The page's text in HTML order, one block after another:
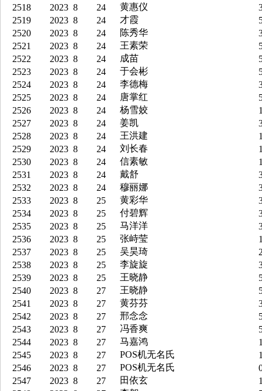
2518
2023 8 24 黄惠仪
2519
2023 8 24 才霞
2520
2023 8 24 陈秀华
2521
2023 8 24 王素荣
2522
2023 8 24 成苗
2523
2023 8 24 于会彬
2524
2023 8 24 李德梅
2525
2023 8 24 唐掌红
2526
2023 8 24 杨雪姣
2527
2023 8 24 姜凯
2528
2023 8 24 王洪建
2529
2023 8 24 刘长春
2530
2023 8 24 信素敏
2531
2023 8 24 戴舒
2532
2023 8 24 穆丽娜
2533
2023 8 25 黄彩华
2534
2023 8 25 付碧辉
2535
2023 8 25 马洋洋
2536
2023 8 25 张峙莹
2537
2023 8 25 吴昊琦
2538
2023 8 25 李旋旋
2539
2023 8 25 王晓静
2540
2023 8 27 王晓静
2541
2023 8 27 黄芬芬
2542
2023 8 27 邢念念
2543
2023 8 27 冯香爽
2544
2023 8 27 马嘉鸿
2545
2023 8 27 POS机无名氏
2546
2023 8 27 POS机无名氏
2547
2023 8 27 田依玄